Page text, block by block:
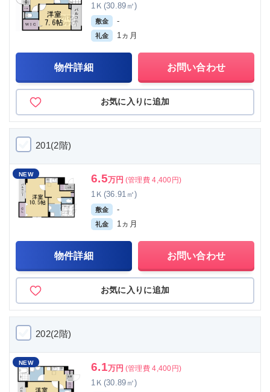
1Ｋ(30.89㎡)
敷金 -
礼金 1ヵ月
物件詳細 お問い合わせ
お気に入りに追加
201(2階)
NEW 6.5万円 (管理費 4,400円)
1Ｋ(36.91㎡)
敷金 -
礼金 1ヵ月
物件詳細 お問い合わせ
お気に入りに追加
202(2階)
NEW 6.1万円 (管理費 4,400円)
1Ｋ(30.89㎡)